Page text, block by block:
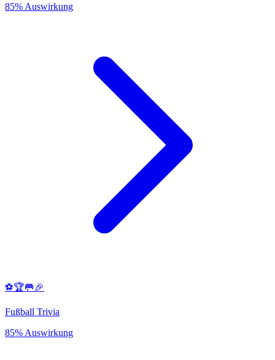
85% Auswirkung
⚽️🏆🥅🎉
Fußball Trivia
85% Auswirkung